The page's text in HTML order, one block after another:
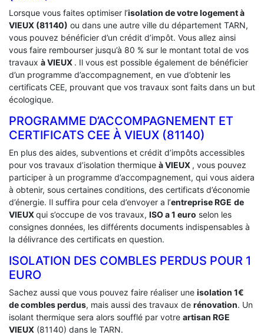
Lorsque vous faites optimiser l’isolation de votre logement à
VIEUX (81140) ou dans une autre ville du département TARN,
vous pouvez bénéficier d’un crédit d’impôt. Vous allez ainsi
vous faire rembourser jusqu’à 80 % sur le montant total de vos
travaux à VIEUX . Il vous est possible également de bénéficier
d’un programme d’accompagnement, en vue d’obtenir les
certificats CEE, prouvant que vos travaux sont faits dans un but
écologique.
PROGRAMME D’ACCOMPAGNEMENT ET
CERTIFICATS CEE À ‎VIEUX (81140)
En plus des aides, subventions et crédit d’impôts accessibles
pour vos travaux d’isolation thermique à VIEUX , vous pouvez
participer à un programme d’accompagnement, qui vous aidera
à obtenir, sous certaines conditions, des certificats d’économie
d’énergie. Il suffira pour cela d’envoyer a l’entreprise RGE de
VIEUXqui s’occupe de vos travaux, ISO a 1 euro selon les
consignes données, les différents documents indispensables à
la délivrance des certificats en question.
ISOLATION DES COMBLES PERDUS POUR 1
EURO
Sachez aussi que vous pouvez faire réaliser une isolation 1€
de combles perdus, mais aussi des travaux de rénovation. Un
isolant thermique sera alors soufflé par votre artisan RGE
VIEUX (81140) dans le TARN.